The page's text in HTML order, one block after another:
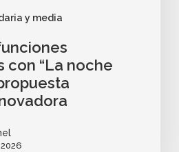
y media
con “La noche